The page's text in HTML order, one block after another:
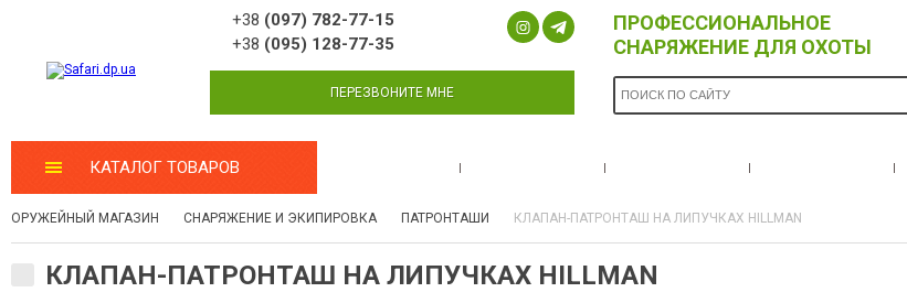
+38 (097) 782-77-15
+38 (095) 128-77-35
ПЕРЕЗВОНИТЕ МНЕ
ПРОФЕССИОНАЛЬНОЕ
СНАРЯЖЕНИЕ ДЛЯ ОХОТЫ
КАТАЛОГ ТОВАРОВ
ОРУЖЕЙНЫЙ МАГАЗИН СНАРЯЖЕНИЕ И ЭКИПИРОВКА ПАТРОНТАШИ КЛАПАН-ПАТРОНТАШ НА ЛИПУЧКАХ HILLMAN
КЛАПАН-ПАТРОНТАШ НА ЛИПУЧКАХ HILLMAN